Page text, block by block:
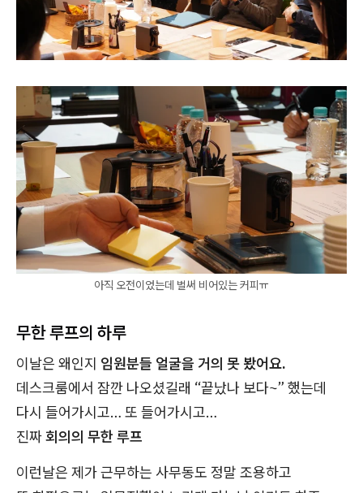
아직 오전이었는데 벌써 비어있는 커피ㅠ
무한 루프의 하루
이날은 왜인지 임원분들 얼굴을 거의 못 봤어요.
데스크룸에서 잠깐 나오셨길래 “끝났나 보다~” 했는데
다시 들어가시고… 또 들어가시고…
진짜회의의 무한 루프
이런날은 제가 근무하는 사무동도 정말 조용하고